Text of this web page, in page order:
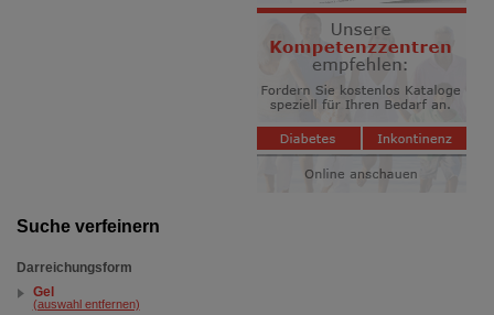
Suche verfeinern
Darreichungsform
Gel
(auswahl entfernen)